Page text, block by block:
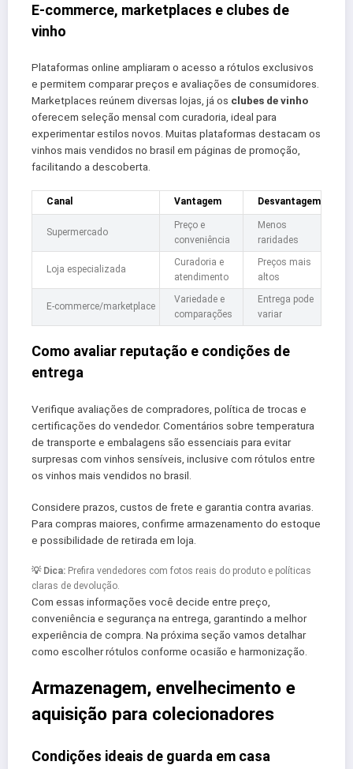
E‑commerce, marketplaces e clubes de
vinho
Plataformas online ampliaram o acesso a rótulos exclusivos
e permitem comparar preços e avaliações de consumidores.
Marketplaces reúnem diversas lojas, já os clubes de vinho
oferecem seleção mensal com curadoria, ideal para
experimentar estilos novos. Muitas plataformas destacam os
vinhos mais vendidos no brasil em páginas de promoção,
facilitando a descoberta.
Canal Vantagem Desvantagem
Supermercado
Preço e
conveniência
Menos
raridades
Loja especializada
Curadoria e
atendimento
Preços mais
altos
E‑commerce/marketplace
Variedade e
comparações
Entrega pode
variar
Como avaliar reputação e condições de
entrega
Verifique avaliações de compradores, política de trocas e
certificações do vendedor. Comentários sobre temperatura
de transporte e embalagens são essenciais para evitar
surpresas com vinhos sensíveis, inclusive com rótulos entre
os vinhos mais vendidos no brasil.
Considere prazos, custos de frete e garantia contra avarias.
Para compras maiores, confirme armazenamento do estoque
e possibilidade de retirada em loja.
💡 Dica: Prefira vendedores com fotos reais do produto e políticas
claras de devolução.
Com essas informações você decide entre preço,
conveniência e segurança na entrega, garantindo a melhor
experiência de compra. Na próxima seção vamos detalhar
como escolher rótulos conforme ocasião e harmonização.
Armazenagem, envelhecimento e
aquisição para colecionadores
Condições ideais de guarda em casa